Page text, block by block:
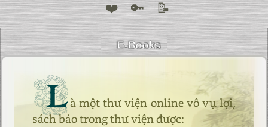
❤️ 🔑 📝
Là một thư viện online vô vụ lợi,
sách báo trong thư viện được: